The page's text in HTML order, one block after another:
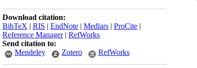
Download citation:
BibTeX | RIS | EndNote | Medlars | ProCite |
Reference Manager| RefWorks
Send citation to:
Mendeley
Zotero RefWorks